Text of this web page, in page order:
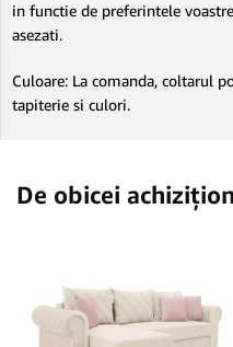
in functie de preferintele
asezati.
Culoare: La comanda, coltarul
tapiterie si culori.
De obicei